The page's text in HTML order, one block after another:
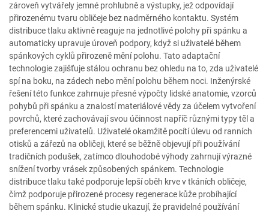
zároveň vytvářely jemné prohlubně a výstupky, jež odpovídají
přirozenému tvaru obličeje bez nadměrného kontaktu. Systém
distribuce tlaku aktivně reaguje na jednotlivé polohy při spánku a
automaticky upravuje úroveň podpory, když si uživatelé během
spánkových cyklů přirozeně mění polohu. Tato adaptační
technologie zajišťuje stálou ochranu bez ohledu na to, zda uživatelé
spí na boku, na zádech nebo mění polohu během noci. Inženýrské
řešení této funkce zahrnuje přesné výpočty lidské anatomie, vzorců
pohybů při spánku a znalostí materiálové vědy za účelem vytvoření
povrchů, které zachovávají svou účinnost napříč různými typy těl a
preferencemi uživatelů. Uživatelé okamžitě pocítí úlevu od ranních
otisků a zářezů na obličeji, které se běžně objevují při používání
tradičních podušek, zatímco dlouhodobé výhody zahrnují výrazné
snížení tvorby vrásek způsobených spánkem. Technologie
distribuce tlaku také podporuje lepší oběh krve v tkáních obličeje,
čímž podporuje přirozené procesy regenerace kůže probíhající
během spánku. Klinické studie ukazují, že pravidelné používání